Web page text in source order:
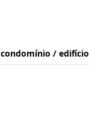
/ edifício